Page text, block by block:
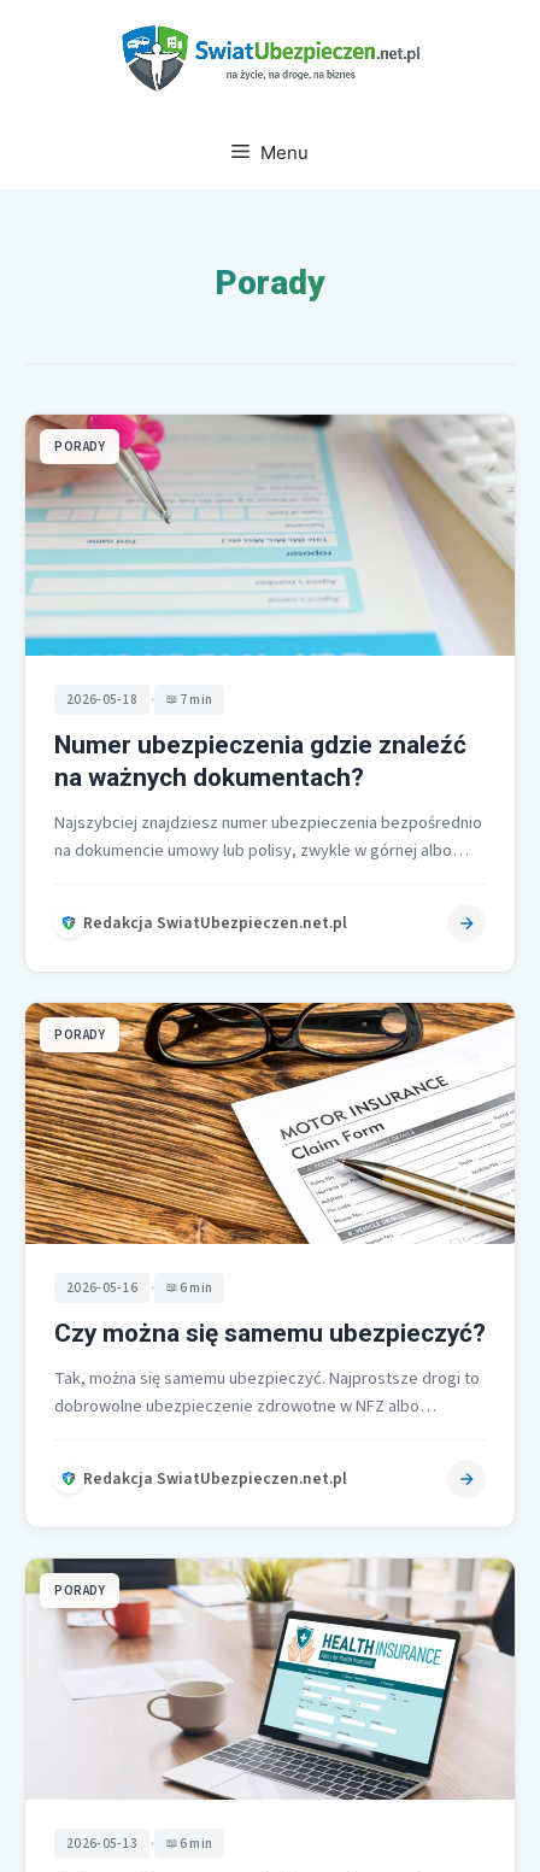
Menu
Porady
PORADY
2026-05-18 • 7 min
Numer ubezpieczenia gdzie znaleźć
na ważnych dokumentach?
Najszybciej znajdziesz numer ubezpieczenia bezpośrednio
na dokumencie umowy lub polisy, zwykle w górnej albo
Redakcja SwiatUbezpieczen.net.pl
PORADY
2026-05-16 • 6 min
Czy można się samemu ubezpieczyć?
Tak, można się samemu ubezpieczyć. Najprostsze drogi to
dobrowolne ubezpieczenie zdrowotne w NFZ albo
Redakcja SwiatUbezpieczen.net.pl
PORADY
2026-05-13 • 6 min